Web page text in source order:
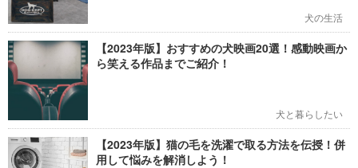
犬の生活
【2023年版】おすすめの犬映画20選！感動映画か
ら笑える作品までご紹介！
犬と暮らしたい
【2023年版】猫の毛を洗濯で取る方法を伝授！併
用して悩みを解消しよう！